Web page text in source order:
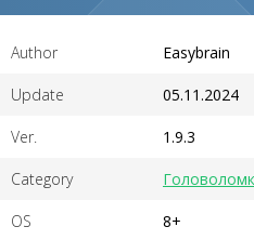
Author Easybrain
Update 05.11.2024
Ver. 1.9.3
Category
OS 8+